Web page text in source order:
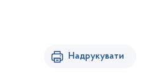
Надрукувати